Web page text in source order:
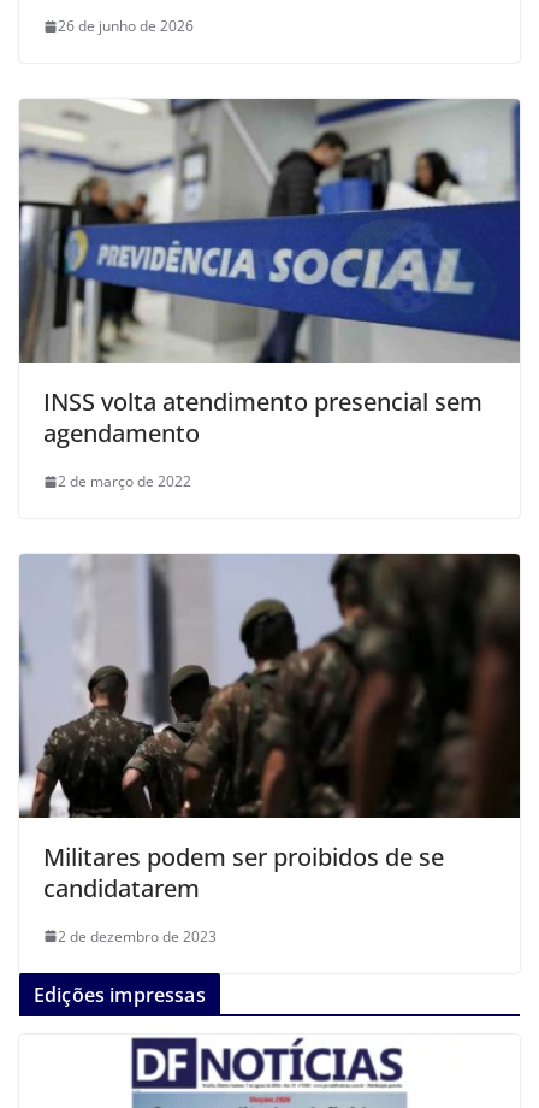
26 de junho de 2026
INSS volta atendimento presencial sem
agendamento
2 de março de 2022
Militares podem ser proibidos de se
candidatarem
2 de dezembro de 2023
Edições impressas